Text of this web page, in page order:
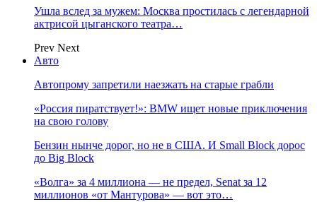
Ушла вслед за мужем: Москва простилась с легендарной
актрисой цыганского театра…
Prev Next
Авто
Автопрому запретили наезжать на старые грабли
«Россия пиратствует!»: BMW ищет новые приключения
на свою голову
Бензин нынче дорог, но не в США. И Small Block дорос
до Big Block
«Волга» за 4 миллиона — не предел, Senat за 12
миллионов «от Мантурова» — вот это…